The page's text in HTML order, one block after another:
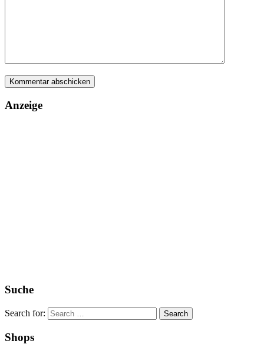
Anzeige
Suche
Search for:
Shops